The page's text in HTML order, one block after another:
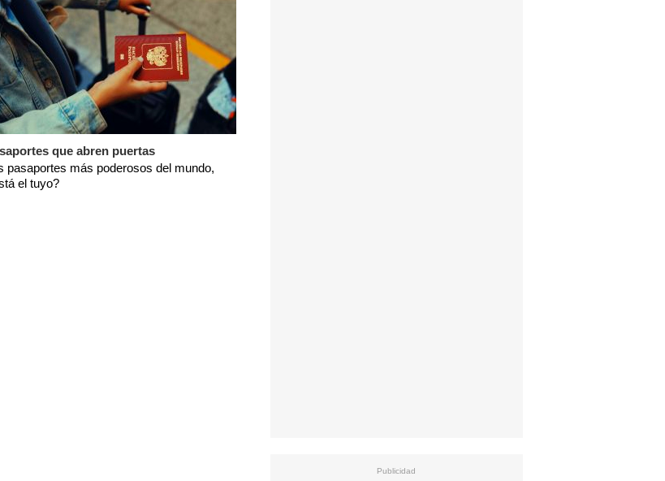
que abren puertas
pasaportes más poderosos del mundo,
el tuyo?